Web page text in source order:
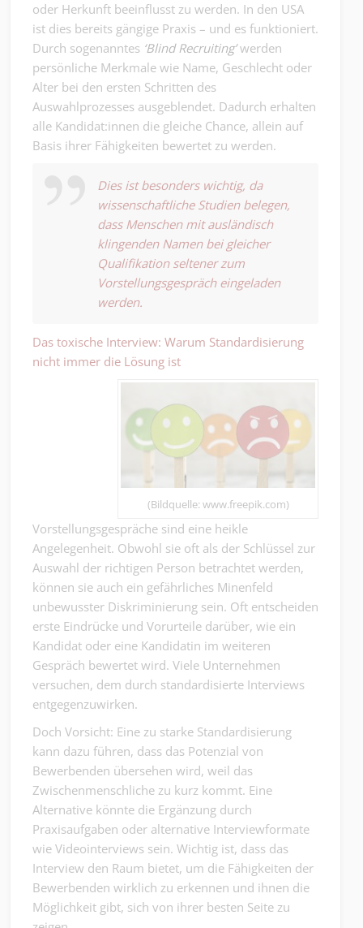
oder Herkunft beeinflusst zu werden. In den USA
ist dies bereits gängige Praxis – und es funktioniert.
Durch sogenanntes ‘Blind Recruiting’ werden
persönliche Merkmale wie Name, Geschlecht oder
Alter bei den ersten Schritten des
Auswahlprozesses ausgeblendet. Dadurch erhalten
alle Kandidat:innen die gleiche Chance, allein auf
Basis ihrer Fähigkeiten bewertet zu werden.
Dies ist besonders wichtig, da
wissenschaftliche Studien belegen,
dass Menschen mit ausländisch
klingenden Namen bei gleicher
Qualifikation seltener zum
Vorstellungsgespräch eingeladen
werden.
Das toxische Interview: Warum Standardisierung
nicht immer die Lösung ist
(Bildquelle: www.freepik.com)
Vorstellungsgespräche sind eine heikle
Angelegenheit. Obwohl sie oft als der Schlüssel zur
Auswahl der richtigen Person betrachtet werden,
können sie auch ein gefährliches Minenfeld
unbewusster Diskriminierung sein. Oft entscheiden
erste Eindrücke und Vorurteile darüber, wie ein
Kandidat oder eine Kandidatin im weiteren
Gespräch bewertet wird. Viele Unternehmen
versuchen, dem durch standardisierte Interviews
entgegenzuwirken.
Doch Vorsicht: Eine zu starke Standardisierung
kann dazu führen, dass das Potenzial von
Bewerbenden übersehen wird, weil das
Zwischenmenschliche zu kurz kommt. Eine
Alternative könnte die Ergänzung durch
Praxisaufgaben oder alternative Interviewformate
wie Videointerviews sein. Wichtig ist, dass das
Interview den Raum bietet, um die Fähigkeiten der
Bewerbenden wirklich zu erkennen und ihnen die
Möglichkeit gibt, sich von ihrer besten Seite zu